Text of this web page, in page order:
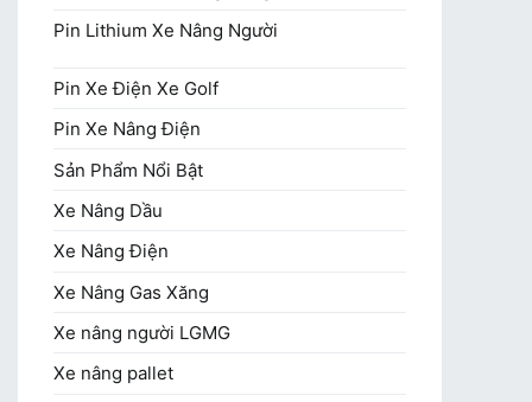
Pin Lithium Xe Nâng Người
Pin Xe Điện Xe Golf
Pin Xe Nâng Điện
Sản Phẩm Nổi Bật
Xe Nâng Dầu
Xe Nâng Điện
Xe Nâng Gas Xăng
Xe nâng người LGMG
Xe nâng pallet